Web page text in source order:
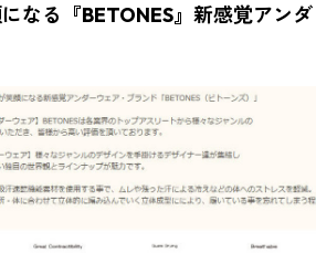
なる『BETONES』新感覚アンダ